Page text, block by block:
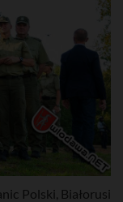
Polski, Białorusi